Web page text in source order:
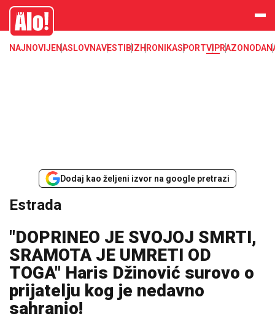
Estrada, poznati, VIP
Alo
NAJNOVIJENASLOVNAVESTI BIZHRONIKASPORTVIPRAZONODA
Dodaj kao željeni izvor na google pretrazi
Estrada
"DOPRINEO JE SVOJOJ SMRTI,
SRAMOTA JE UMRETI OD
TOGA" Haris Džinović surovo o
prijatelju kog je nedavno
sahranio!